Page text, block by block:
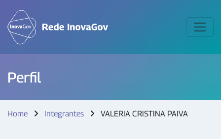
Perfil
Home Integrantes VALERIA CRISTINA PAIVA